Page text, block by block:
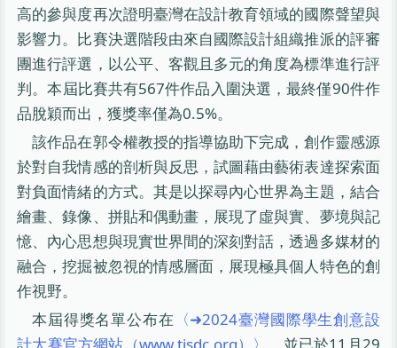
高的參與度再次證明臺灣在設計教育領域的國際聲望與
影響力。比賽決選階段由來自國際設計組織推派的評審
團進行評選，以公平、客觀且多元的角度為標準進行評
判。本屆比賽共有567件作品入圍決選，最終僅90件作
品脫穎而出，獲獎率僅為0.5%。
該作品在郭令權教授的指導協助下完成，創作靈感源
於對自我情感的剖析與反思，試圖藉由藝術表達探索面
對負面情緒的方式。其是以探尋內心世界為主題，結合
繪畫、錄像、拼貼和偶動畫，展現了虛與實、夢境與記
憶、內心思想與現實世界間的深刻對話，透過多媒材的
融合，挖掘被忽視的情感層面，展現極具個人特色的創
作視野。
本屆得獎名單公布在 〈➜2024臺灣國際學生創意設